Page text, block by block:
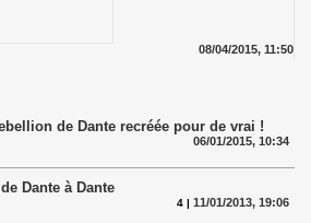
08/04/2015, 11:50
de Dante recréée pour de vrai !
06/01/2015, 10:34
Dante à Dante
4 | 11/01/2013, 19:06